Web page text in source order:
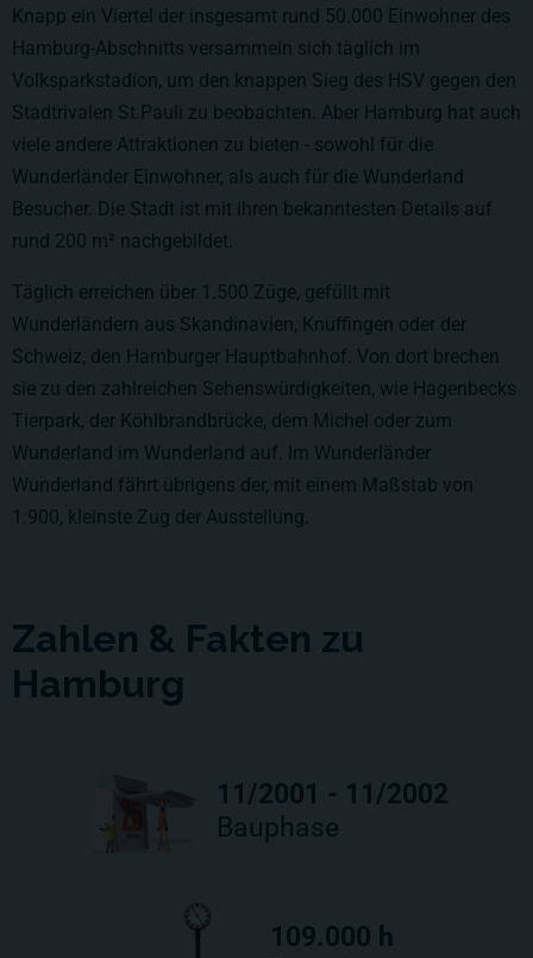
Knapp ein Viertel der insgesamt rund 50.000 Einwohner des
Hamburg-Abschnitts versammeln sich täglich im
Volksparkstadion, um den knappen Sieg des HSV gegen den
Stadtrivalen St.Pauli zu beobachten. Aber Hamburg hat auch
viele andere Attraktionen zu bieten - sowohl für die
Wunderländer Einwohner, als auch für die Wunderland
Besucher. Die Stadt ist mit ihren bekanntesten Details auf
rund 200 m² nachgebildet.
Täglich erreichen über 1.500 Züge, gefüllt mit
Wunderländern aus Skandinavien, Knuffingen oder der
Schweiz, den Hamburger Hauptbahnhof. Von dort brechen
sie zu den zahlreichen Sehenswürdigkeiten, wie Hagenbecks
Tierpark, der Köhlbrandbrücke, dem Michel oder zum
Wunderland im Wunderland auf. Im Wunderländer
Wunderland fährt übrigens der, mit einem Maßstab von
1:900, kleinste Zug der Ausstellung.
Zahlen & Fakten zu
Hamburg
11/2001 - 11/2002
Bauphase
109.000 h